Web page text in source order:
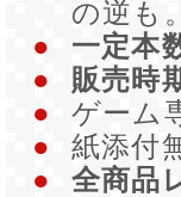
の逆も
●
一定本
●
販売時
●
ゲーム
●
紙添付
●
全商品